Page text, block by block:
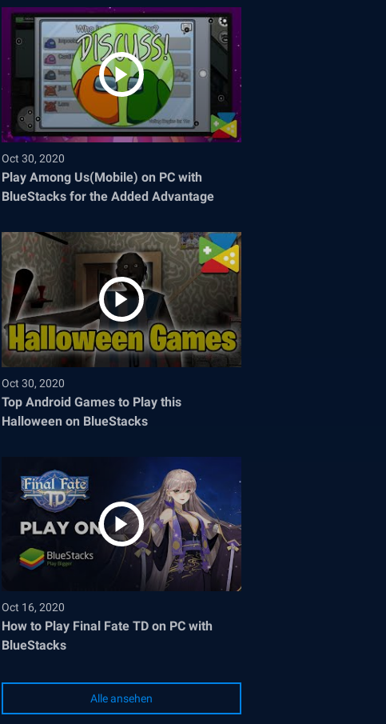
Oct 30, 2020
Play Among Us(Mobile) on PC with
BlueStacks for the Added Advantage
Oct 30, 2020
Top Android Games to Play this
Halloween on BlueStacks
Oct 16, 2020
How to Play Final Fate TD on PC with
BlueStacks
Alle ansehen